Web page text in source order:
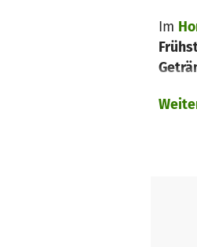
Im
die
wir